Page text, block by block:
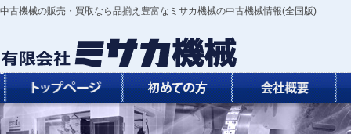
中古機械の販売・買取なら品揃え豊富なミサカ機械の中古機械情報(全国版)